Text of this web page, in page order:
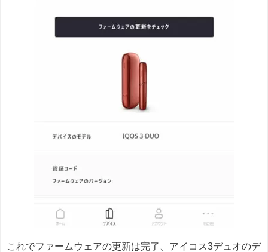
これでファームウェアの更新は完了、アイコス3デュオのデ